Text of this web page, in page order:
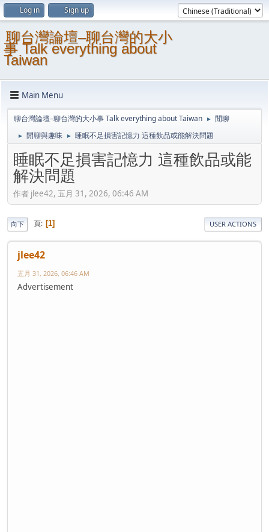
Log in Sign up
聊台灣論壇–聊台灣的大小
事 Talk everything about
Taiwan
Main Menu
聊台灣論壇–聊台灣的大小事 Talk everything about Taiwan ► 閒聊
► 閒聊與趣味 ► 睡眠不足損害記憶力 這種飲品或能解決問題
睡眠不足損害記憶力 這種飲品或能
解決問題
作者 jlee42, 五月 31, 2026, 06:46 AM
向下 頁 1 USER ACTIONS
jlee42
五月 31, 2026, 06:46 AM
Advertisement